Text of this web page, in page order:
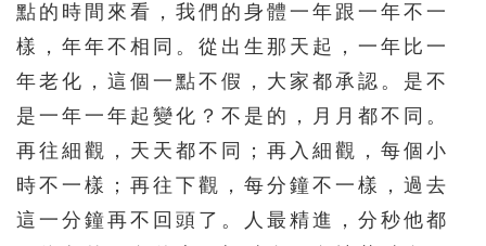
361 362 363 364 365
366 367 368 369 370
371 372 373 374 375
381 382 383 384 385
386 387 388 389 390
點的時間來看，我們的身體一年跟一年不一
樣，年年不相同。從出生那天起，一年比一
年老化，這個一點不假，大家都承認。是不
是一年一年起變化？不是的，月月都不同。
再往細觀，天天都不同；再入細觀，每個小
時不一樣；再往下觀，每分鐘不一樣，過去
這一分鐘再不回頭了。人最精進，分秒他都